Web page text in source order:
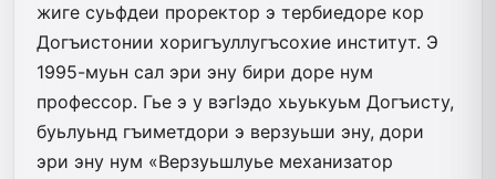
жиге суьфдеи проректор э тербиедоре кор
Догъистонии хоригъуллугъсохие институт. Э
1995-муьн сал эри эну бири доре нум
профессор. Гье э у вэгIэдо хьуькуьм Догъисту,
буьлуьнд гъиметдори э верзуьши эну, дори
эри эну нум «Верзуьшлуье механизатор